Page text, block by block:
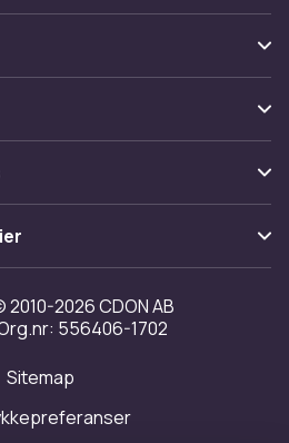
2026 CDON AB
556406-1702
Sitemap